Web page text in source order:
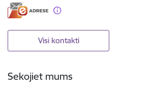
Visi kontakti
Sekojiet mums